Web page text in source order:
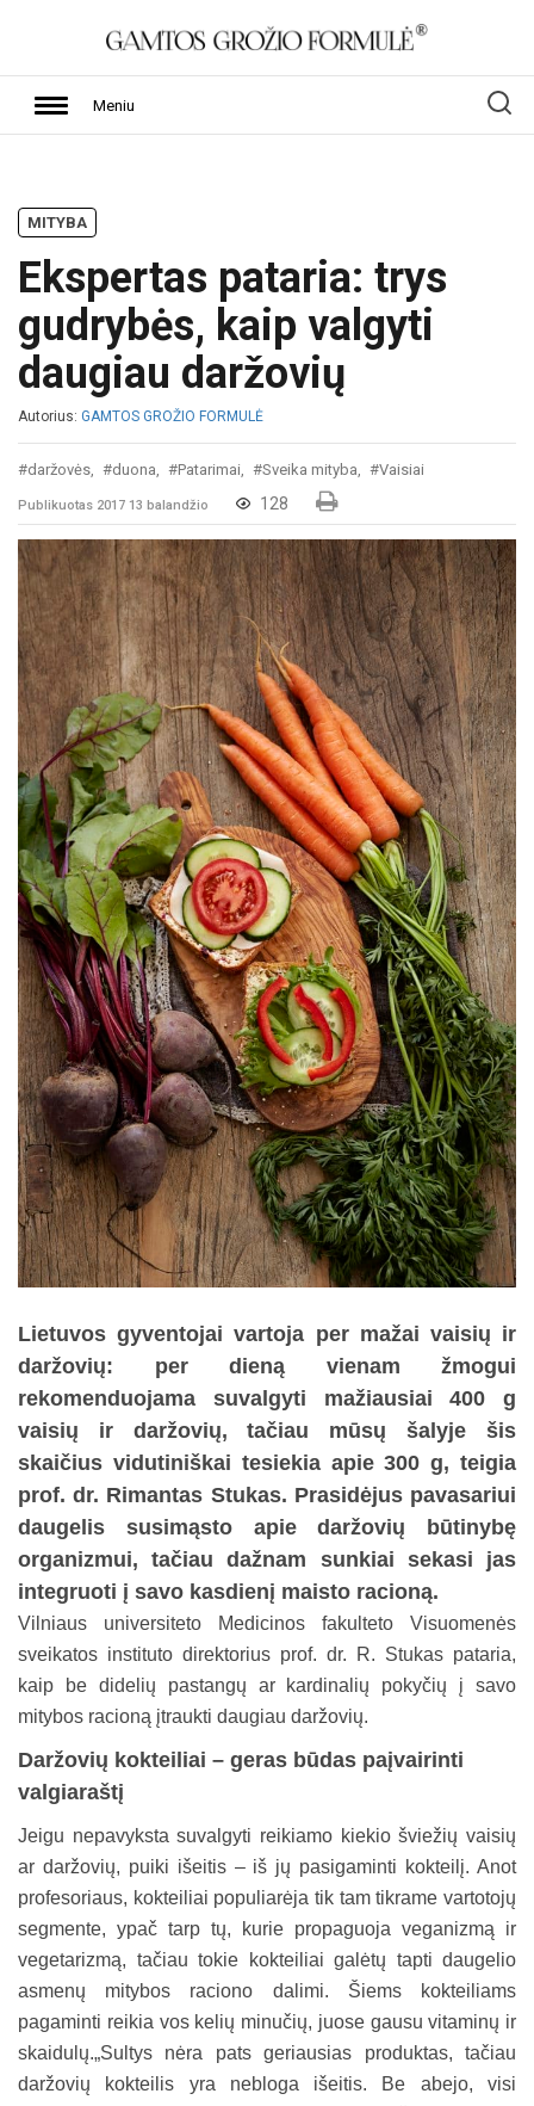
Meniu
MITYBA
Ekspertas pataria: trys
gudrybės, kaip valgyti
daugiau daržovių
Autorius: GAMTOS GROŽIO FORMULĖ
#daržovės, #duona, #Patarimai, #Sveika mityba, #Vaisiai
Publikuotas 2017 13 balandžio 128
Lietuvos gyventojai vartoja per mažai vaisių ir
daržovių: per dieną vienam žmogui
rekomenduojama suvalgyti mažiausiai 400 g
vaisių ir daržovių, tačiau mūsų šalyje šis
skaičius vidutiniškai tesiekia apie 300 g, teigia
prof. dr. Rimantas Stukas. Prasidėjus pavasariui
daugelis susimąsto apie daržovių būtinybę
organizmui, tačiau dažnam sunkiai sekasi jas
integruoti į savo kasdienį maisto racioną.
Vilniaus universiteto Medicinos fakulteto Visuomenės
sveikatos instituto direktorius prof. dr. R. Stukas pataria,
kaip be didelių pastangų ar kardinalių pokyčių į savo
mitybos racioną įtraukti daugiau daržovių.
Daržovių kokteiliai – geras būdas paįvairinti
valgiaraštį
Jeigu nepavyksta suvalgyti reikiamo kiekio šviežių vaisių
ar daržovių, puiki išeitis – iš jų pasigaminti kokteilį. Anot
profesoriaus, kokteiliai populiarėja tik tam tikrame vartotojų
segmente, ypač tarp tų, kurie propaguoja veganizmą ir
vegetarizmą, tačiau tokie kokteiliai galėtų tapti daugelio
asmenų mitybos raciono dalimi. Šiems kokteiliams
pagaminti reikia vos kelių minučių, juose gausu vitaminų ir
skaidulų.„Sultys nėra pats geriausias produktas, tačiau
daržovių kokteilis yra nebloga išeitis. Be abejo, visi